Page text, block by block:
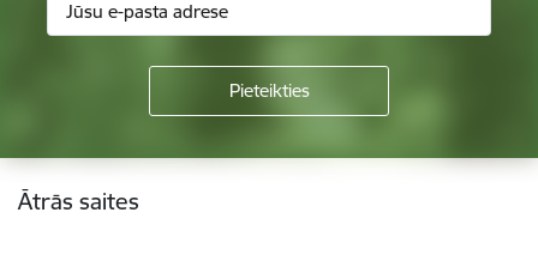
Kājene
Ātrās saites